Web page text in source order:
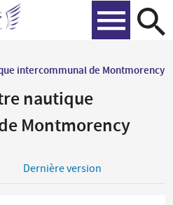
Aller
au
intercommunal de Montmorency
nautique
Montmorency
Dernière version